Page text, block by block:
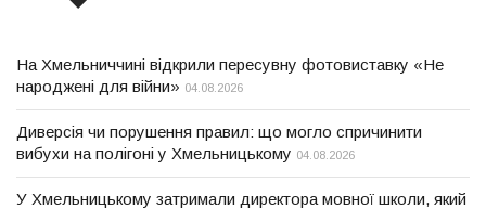
На Хмельниччині відкрили пересувну фотовиставку «Не
народжені для війни» 04.08.2026
Диверсія чи порушення правил: що могло спричинити
вибухи на полігоні у Хмельницькому 04.08.2026
У Хмельницькому затримали директора мовної школи, який